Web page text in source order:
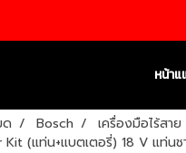
หน้า
ด Bosch เครื่องมือไร้สาย
(แท่น+แบตเตอรี่) 18 V แท่น